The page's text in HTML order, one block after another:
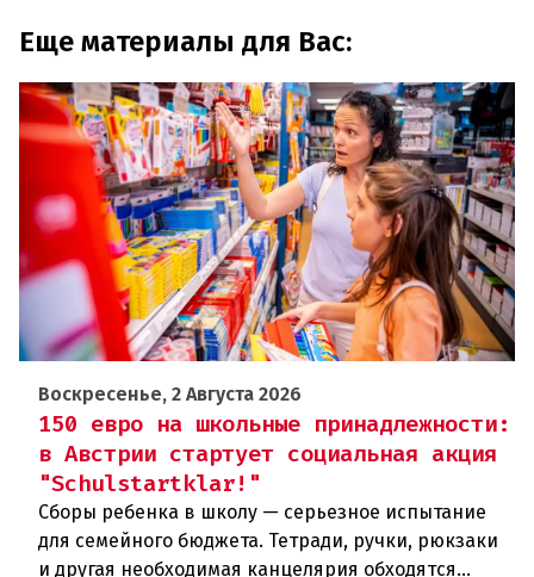
Еще материалы для Вас:
Воскресенье, 2 Августа 2026
150 евро на школьные принадлежности:
в Австрии стартует социальная акция
"Schulstartklar!"
Сборы ребенка в школу — серьезное испытание
для семейного бюджета. Тетради, ручки, рюкзаки
и другая необходимая канцелярия обходятся